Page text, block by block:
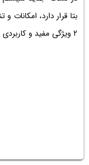
۲ ویژگی مفید و کاربردی به آن اضافه شده که در ادامه به آن می‌پردازیم.